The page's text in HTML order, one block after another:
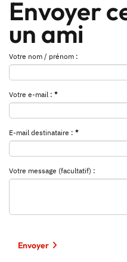
Envoyer
un ami
Votre nom / prénom :
Votre e-mail : *
E-mail destinataire : *
Votre message (facultatif) :
Envoyer